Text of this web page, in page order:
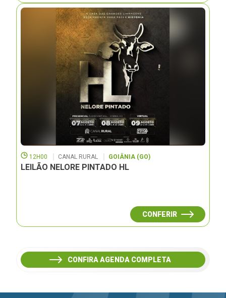
12H00 CANAL RURAL GOIÂNIA (GO)
LEILÃO NELORE PINTADO HL
CONFERIR
CONFIRA AGENDA COMPLETA